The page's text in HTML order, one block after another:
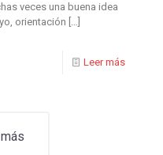
veces una buena idea
orientación […]
Leer más